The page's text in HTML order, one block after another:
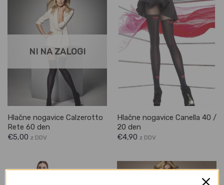
NI NA ZALOGI
Hlačne nogavice Calzerotto
Rete 60 den
€5,00 z DDV
Hlačne nogavice Canella 40 /
20 den
€4,90 z DDV